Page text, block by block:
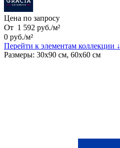
Цена по запросу
От 1 592 руб./м²
0 руб./м²
Перейти к элементам коллекции ↓
Размеры: 30х90 см, 60х60 см